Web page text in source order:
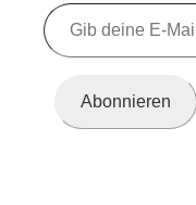
Gib
deine
E-
Abonnieren